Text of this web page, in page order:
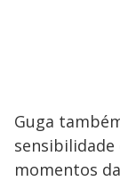
Guga
momentos